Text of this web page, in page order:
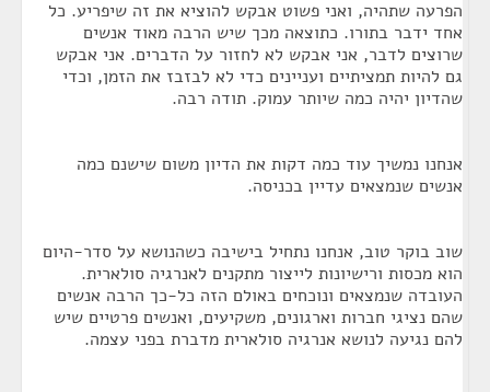
הפרעה שתהיה, ואני פשוט אבקש להוציא את זה שיפריע. כל
אחד ידבר בתורו. כתוצאה מכך שיש הרבה מאוד אנשים
שרוצים לדבר, אני אבקש לא לחזור על הדברים. אני אבקש
גם להיות תמציתיים ועניינים כדי לא לבזבז את הזמן, וכדי
שהדיון יהיה כמה שיותר עמוק. תודה רבה.
אנחנו נמשיך עוד כמה דקות את הדיון משום שישנם כמה
אנשים שנמצאים עדיין בכניסה.
שוב בוקר טוב, אנחנו נתחיל בישיבה כשהנושא על סדר-היום
הוא מכסות ורישיונות לייצור מתקנים לאנרגיה סולארית.
העובדה שנמצאים ונוכחים באולם הזה כל-כך הרבה אנשים
שהם נציגי חברות וארגונים, משקיעים, ואנשים פרטיים שיש
להם נגיעה לנושא אנרגיה סולארית מדברת בפני עצמה.